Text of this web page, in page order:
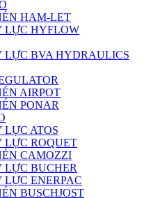
HAM-LET
LỰC HYFLOW
BVA HYDRAULICS
AIRPOT
PONAR
ATOS
ROQUET
CAMOZZI
BUCHER
ENERPAC
BUSCHJOST